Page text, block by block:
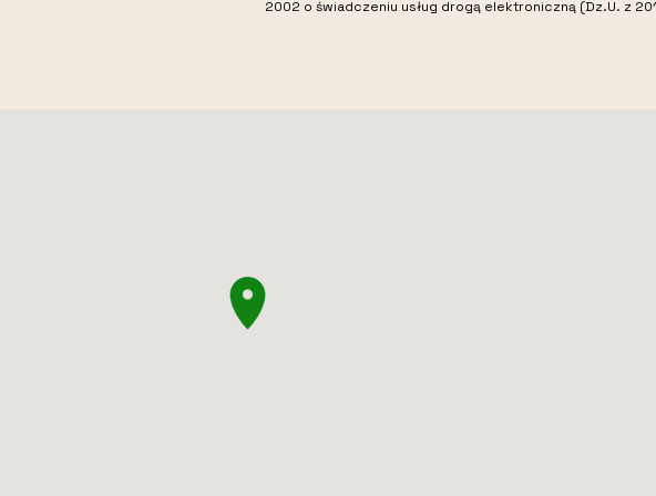
2002 o świadczeniu usług drogą elektroniczną (Dz.U. z